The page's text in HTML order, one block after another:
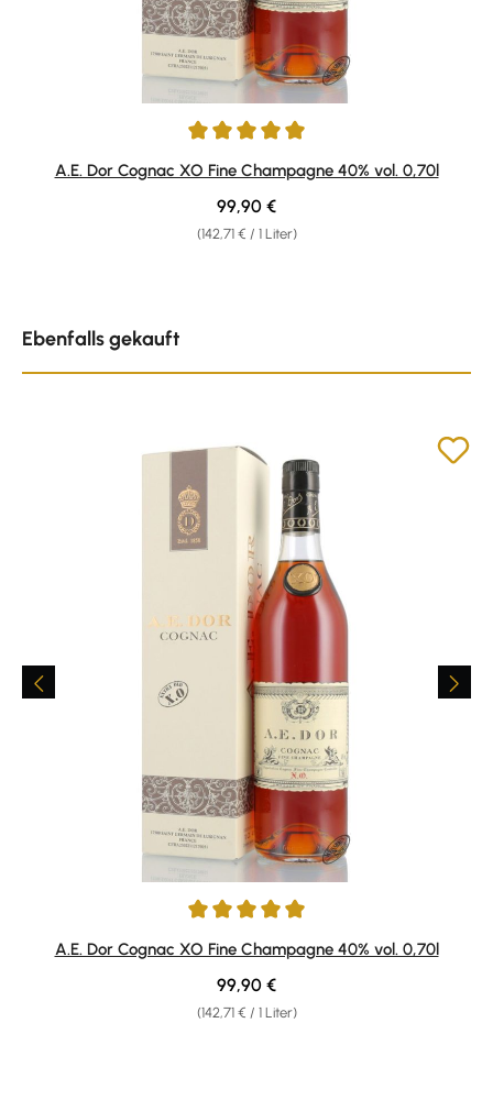
Durchschnittliche Bewertung von 5 von 5 Sternen
A.E. Dor Cognac XO Fine Champagne 40% vol. 0,70l
(142,71 € / 1 Liter)
Regulärer Preis:
99,90 €
Ebenfalls gekauft
Durchschnittliche Bewertung von 5 von 5 Sternen
A.E. Dor Cognac XO Fine Champagne 40% vol. 0,70l
(142,71 € / 1 Liter)
Regulärer Preis:
99,90 €